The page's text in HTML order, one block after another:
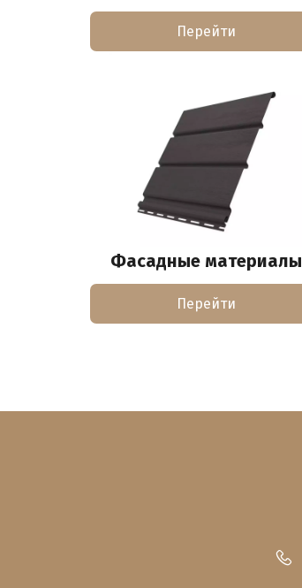
Перейти
Фасадные материалы
Перейти